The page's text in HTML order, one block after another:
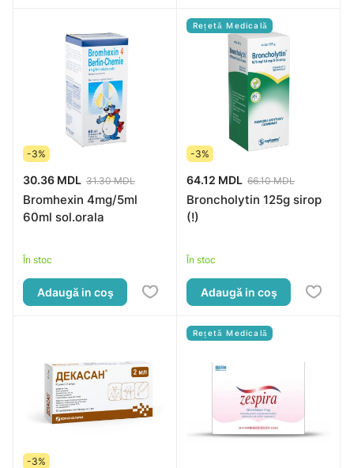
-3%
30.36 MDL 31.30 MDL
Bromhexin 4mg/5ml
60ml sol.orala
În stoc
Adaugă in coş
Rețetă Medicală
-3%
64.12 MDL 66.10 MDL
Broncholytin 125g sirop
(!)
În stoc
Adaugă in coş
-3%
Rețetă Medicală